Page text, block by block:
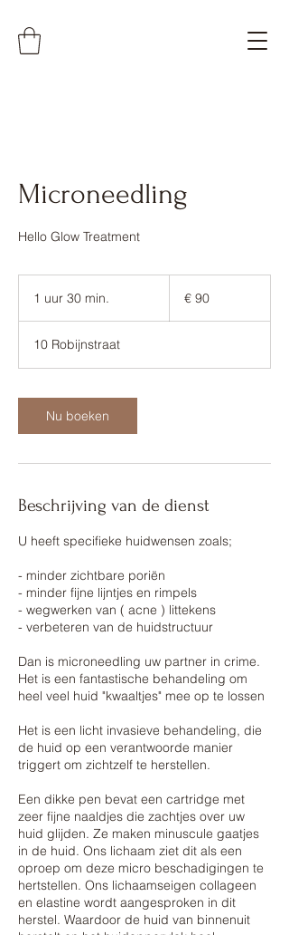
Microneedling
Hello Glow Treatment
1 uur 30 min.
3
0
i
.
€ 90
10 Robijnstraat
Nu boeken
Beschrijving van de dienst
U heeft specifieke huidwensen zoals;
- minder zichtbare poriën
- minder fijne lijntjes en rimpels
- wegwerken van ( acne ) littekens
- verbeteren van de huidstructuur
Dan is microneedling uw partner in crime.
Het is een fantastische behandeling om
heel veel huid "kwaaltjes" mee op te lossen
Het is een licht invasieve behandeling, die
de huid op een verantwoorde manier
triggert om zichtzelf te herstellen.
Een dikke pen bevat een cartridge met
zeer fijne naaldjes die zachtjes over uw
huid glijden. Ze maken minuscule gaatjes
in de huid. Ons lichaam ziet dit als een
oproep om deze micro beschadigingen te
hertstellen. Ons lichaamseigen collageen
en elastine wordt aangesproken in dit
herstel. Waardoor de huid van binnenuit